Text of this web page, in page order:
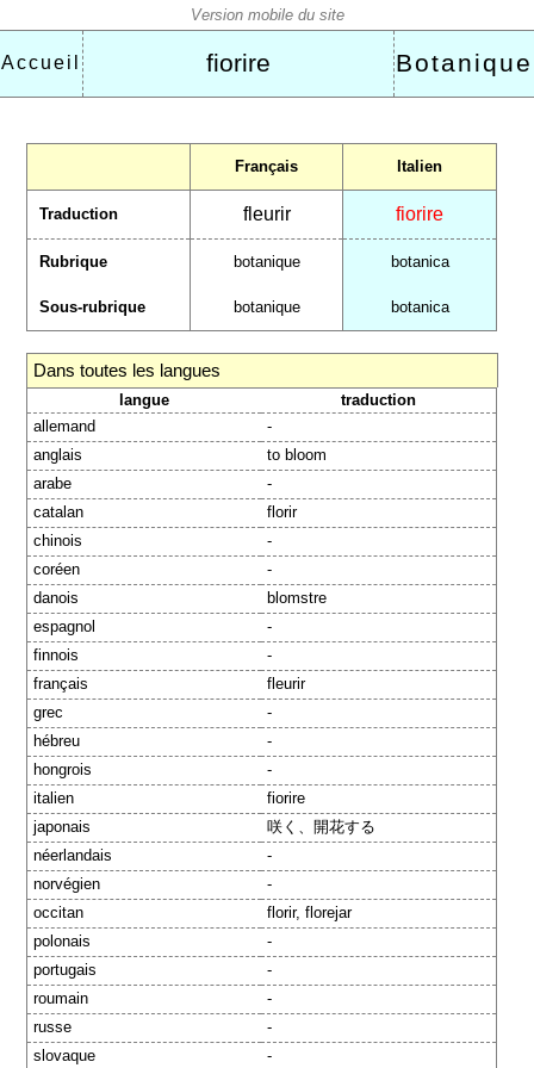
Accueil fiorire Botanique
Français Italien
Traduction fleurir fiorire
Rubrique botanique botanica
Sous-rubrique botanique botanica
Dans toutes les langues
langue
traduction
allemand
-
anglais
to bloom
arabe
-
catalan
florir
chinois
-
coréen
-
danois
blomstre
espagnol
-
finnois
-
français
fleurir
grec
-
hébreu
-
hongrois
-
italien
fiorire
japonais
咲く、開花する
néerlandais
-
norvégien
-
occitan
florir, florejar
polonais
-
portugais
-
roumain
-
russe
-
slovaque
-